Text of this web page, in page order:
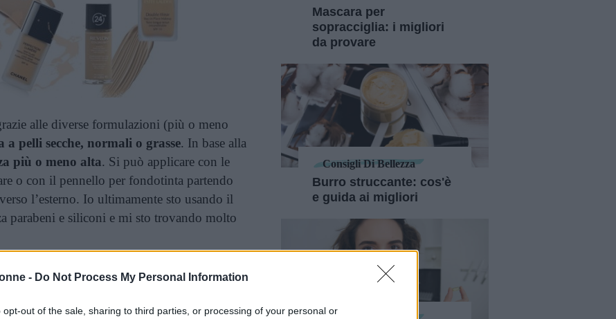
- Do Not Process My Personal Information
opt-out of the sale, sharing to third parties, or processing of your personal or
alle diverse formulazioni (più o meno
a pelli secche, normali o grasse. In base alla
più o meno alta. Si può applicare con le
o con il pennello per fondotinta partendo
l’esterno. Io ultimamente sto usando il
parabeni e siliconi e mi sto trovando molto
a leggere dopo la pubblicità
Mascara per
sopracciglia: i migliori
da provare
Consigli Di Bellezza
Burro struccante: cos'è
e guida ai migliori